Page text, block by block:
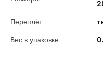
Переплёт
Вес в упаковке